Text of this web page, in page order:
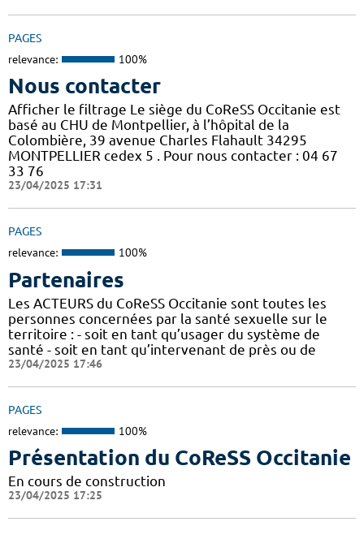
PAGES
relevance: 100%
Nous contacter
Afficher le filtrage Le siège du CoReSS Occitanie est
basé au CHU de Montpellier, à l’hôpital de la
Colombière, 39 avenue Charles Flahault 34295
MONTPELLIER cedex 5 . Pour nous contacter : 04 67
33 76
23/04/2025 17:31
PAGES
relevance: 100%
Partenaires
Les ACTEURS du CoReSS Occitanie sont toutes les
personnes concernées par la santé sexuelle sur le
territoire : - soit en tant qu’usager du système de
santé - soit en tant qu’intervenant de près ou de
23/04/2025 17:46
PAGES
relevance: 100%
Présentation du CoReSS Occitanie
En cours de construction
23/04/2025 17:25